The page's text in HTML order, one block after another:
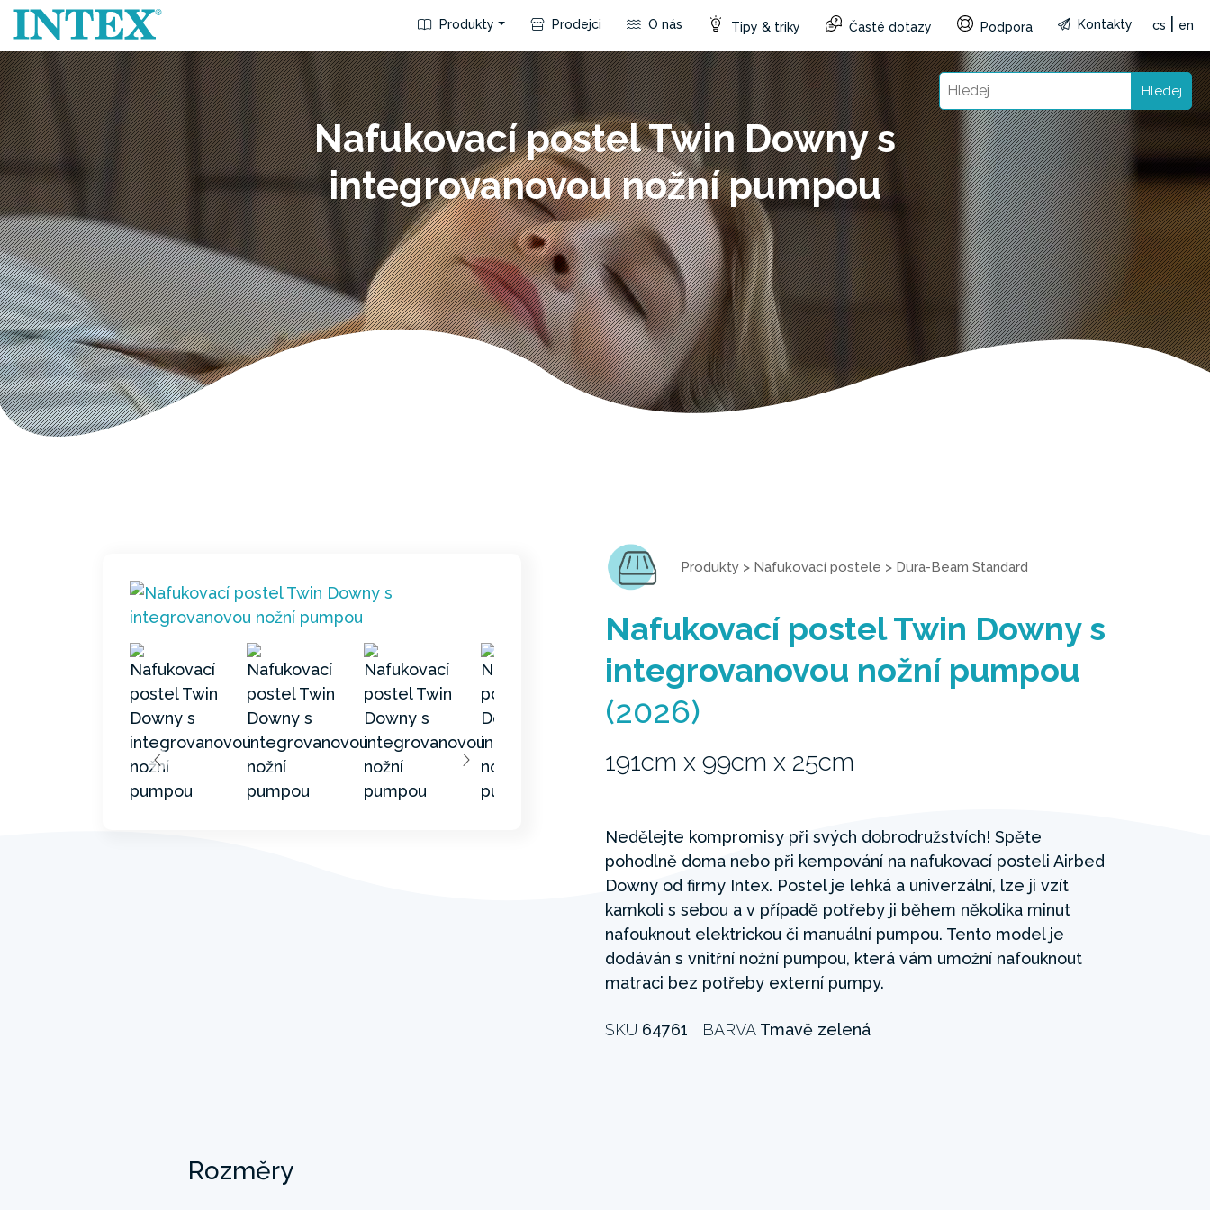
Produkty Prodejci O nás Tipy & triky Časté dotazy Podpora Kontakty cs en
Hledej
Nafukovací postel Twin Downy s
integrovanovou nožní pumpou
Produkty > Nafukovací postele > Dura-Beam Standard
Nafukovací postel Twin Downy s
integrovanovou nožní pumpou
(2026)
191cm x 99cm x 25cm
Nedělejte kompromisy při svých dobrodružstvích! Spěte
pohodlně doma nebo při kempování na nafukovací posteli Airbed
Downy od firmy Intex. Postel je lehká a univerzální, lze ji vzít
kamkoli s sebou a v případě potřeby ji během několika minut
nafouknout elektrickou či manuální pumpou. Tento model je
dodáván s vnitřní nožní pumpou, která vám umožní nafouknout
matraci bez potřeby externí pumpy.
SKU 64761 BARVA Tmavě zelená
Rozměry